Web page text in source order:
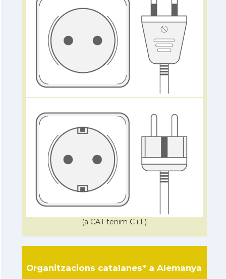
(a CAT tenim C i F)
Organitzacions catalanes* a Alemanya